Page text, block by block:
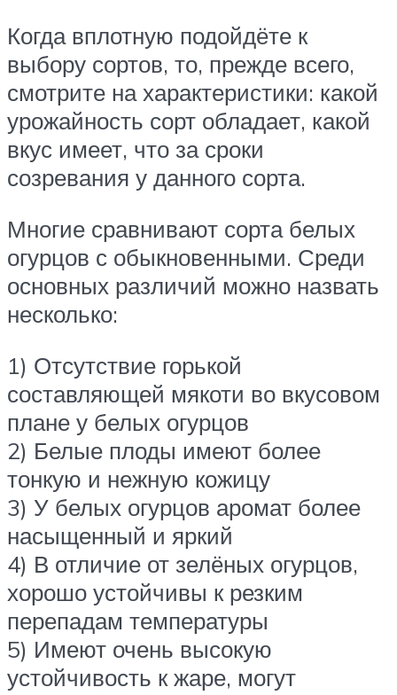
Когда вплотную подойдёте к
выбору сортов, то, прежде всего,
смотрите на характеристики: какой
урожайность сорт обладает, какой
вкус имеет, что за сроки
созревания у данного сорта.
Многие сравнивают сорта белых
огурцов с обыкновенными. Среди
основных различий можно назвать
несколько:
1) Отсутствие горькой
составляющей мякоти во вкусовом
плане у белых огурцов
2) Белые плоды имеют более
тонкую и нежную кожицу
3) У белых огурцов аромат более
насыщенный и яркий
4) В отличие от зелёных огурцов,
хорошо устойчивы к резким
перепадам температуры
5) Имеют очень высокую
устойчивость к жаре, могут